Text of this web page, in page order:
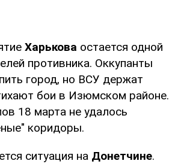
Харькова остается одной
противника. Оккупанты
город, но ВСУ держат
бои в Изюмском районе.
18 марта не удалось
коридоры.
ситуация на Донетчине.